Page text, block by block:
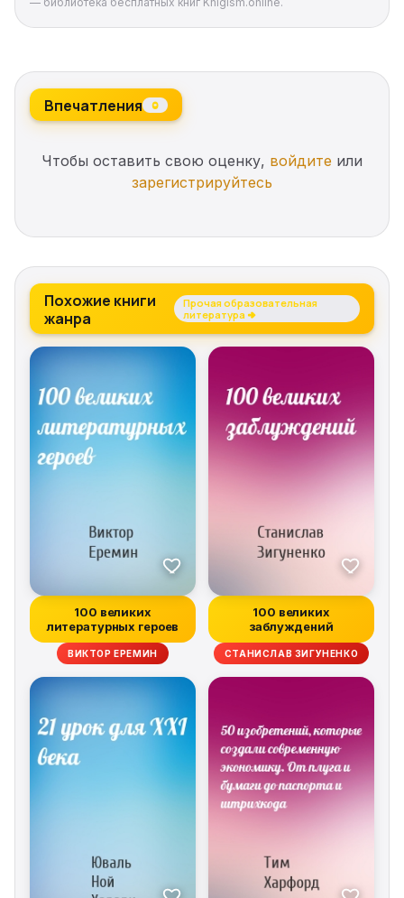
Впечатления 0
Чтобы оставить свою оценку, войдите или
зарегистрируйтесь
Похожие книги
жанра
Прочая образовательная
литература →
100 великих
литературных героев
ВИКТОР ЕРЕМИН
100 великих
заблуждений
СТАНИСЛАВ ЗИГУНЕНКО